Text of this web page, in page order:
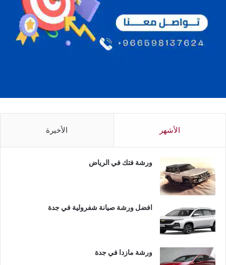
الأشهر الأخيرة
ورشة فتك في الرياض
افضل ورشة صيانة شفرولية في جدة
ورشة مازدا في جدة